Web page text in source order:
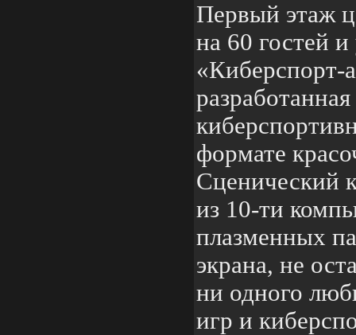
Первый этаж
на 60 гостей
«Киберспорт-
формате
Сценический
из 10-ти
плазменных
экрана, не
ни одного
игр и